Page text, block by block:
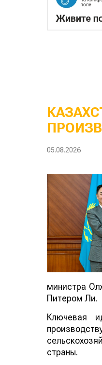
05.08.2026
министра
Питером Ли.
Ключевая
страны.